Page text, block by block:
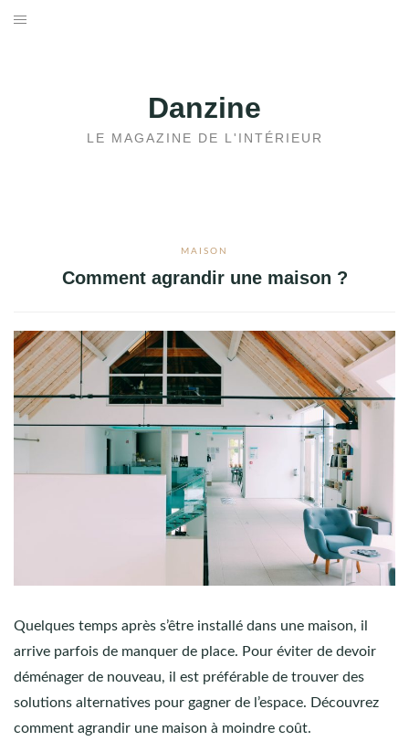
Danzine
LE MAGAZINE DE L'INTÉRIEUR
MAISON
Comment agrandir une maison ?
Quelques temps après s’être installé dans une maison, il
arrive parfois de manquer de place. Pour éviter de devoir
déménager de nouveau, il est préférable de trouver des
solutions alternatives pour gagner de l’espace. Découvrez
comment agrandir une maison à moindre coût.